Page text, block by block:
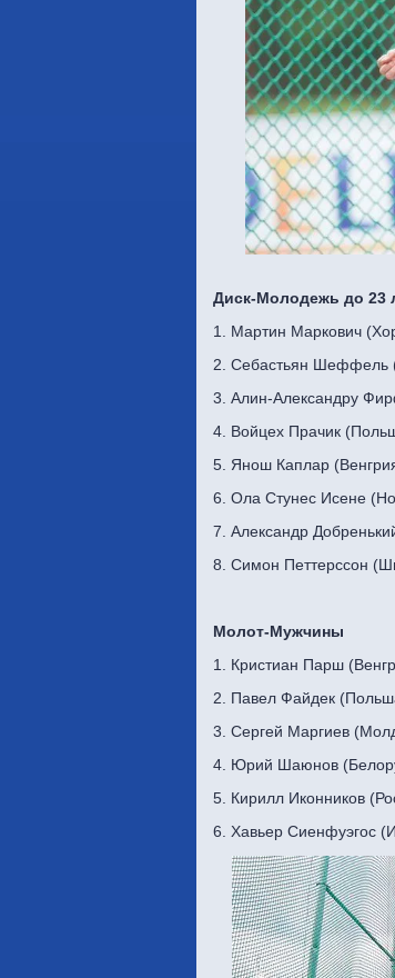
Диск-Молодежь до 23
1. Мартин Маркович
2. Себастьян Шеффель
3. Алин-Александру
4. Войцех Прачик
5. Янош Каплар
6. Ола Стунес Исене
7. Александр
8. Симон Петтерссон
Молот-Мужчины
1. Кристиан Парш
2. Павел Файдек
3. Сергей Маргиев
4. Юрий Шаюнов
5. Кирилл Иконников
6. Хавьер Сиенфуэгос